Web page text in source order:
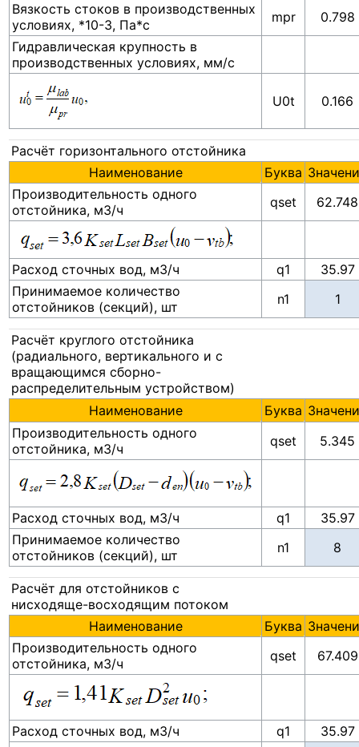
Вязкость стоков в производственных
условиях, *10-3, Па*с
mpr
0.798
Гидравлическая крупность в
производственных условиях, мм/с
U0t 0.166
Расчёт горизонтального отстойника
Наименование
Буква
Производительность одного
отстойника, м3/ч
qset 62.748
Расход сточных вод, м3/ч q1
35.97
Принимаемое количество
отстойников (секций), шт
n1
Расчёт круглого отстойника
(радиального, вертикального и с
вращающимся сборно-
распределительным устройством)
Наименование
Буква
Производительность одного
отстойника, м3/ч
qset 5.345
Расход сточных вод, м3/ч q1
35.97
Принимаемое количество
отстойников (секций), шт
n1
Расчёт для отстойников с
нисходяще-восходящим потоком
Наименование
Буква
Производительность одного
отстойника, м3/ч
qset 67.409
Расход сточных вод, м3/ч q1
35.97